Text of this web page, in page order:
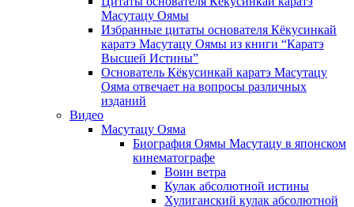
Масутацу Оямы
Избранные цитаты основателя Кёкусинкай
каратэ Масутацу Оямы из книги “Каратэ
Высшей Истины”
Основатель Кёкусинкай каратэ Масутацу
Ояма отвечает на вопросы различных
изданий
Видео
Масутацу Ояма
Биография Оямы Масутацу в японском
кинематографе
Воин ветра
Кулак абсолютной истины
Хулиганский кулак абсолютной